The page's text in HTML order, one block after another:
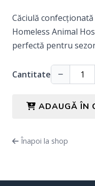
Căciulă
Homeless Animal
perfectă pentru
Cantitate −
ADAUGĂ ÎN
Înapoi la shop